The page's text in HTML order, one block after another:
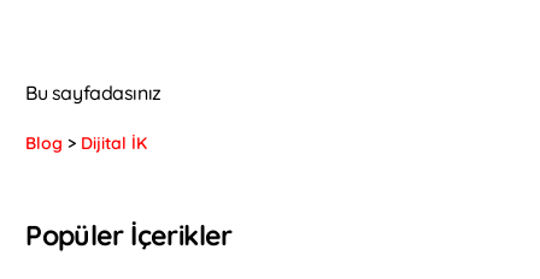
Bu sayfadasınız
Blog > Dijital İK
Popüler İçerikler